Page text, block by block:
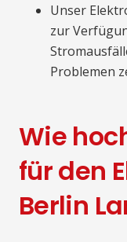
Unser
zur
Problemen
Wie
für den
Berlin